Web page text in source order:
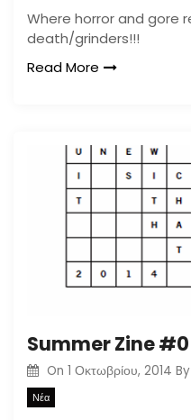
Where horror and gore
death/grinders!!!
Read More
On 1 Οκτωβρίου, 2014 By
Νέα